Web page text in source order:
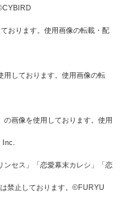
おります。使用画像の転載・配
しております。使用画像の転
画像を使用しております。使用
Inc.
セス」「恋愛幕末カレシ」「恋
禁止しております。©FURYU